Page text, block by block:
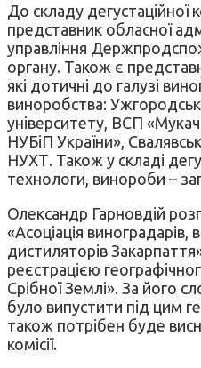
До складу дегустаційної
представник обласної
управління
органу. Також є
які дотичні до галузі
виноробства:
університету, ВСП
НУБіП України»,
НУХТ. Також у складі
технологи, винороби –
Олександр Гарновдій
«Асоціація виноградарів,
дистиляторів
реєстрацією
Срібної Землі». За його
було випустити під цим
також потрібен буде
комісії.